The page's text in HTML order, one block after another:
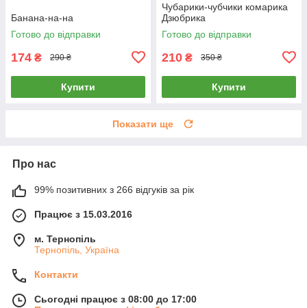
Банана-на-на
Готово до відправки
174 ₴ 290 ₴
Купити
Чубарики-чубчики комарика
Дзюбрика
Готово до відправки
210 ₴ 350 ₴
Купити
Показати ще
Про нас
99% позитивних з 266 відгуків за рік
Працює з 15.03.2016
м. Тернопіль
Тернопіль, Україна
Контакти
Сьогодні працює з 08:00 до 17:00